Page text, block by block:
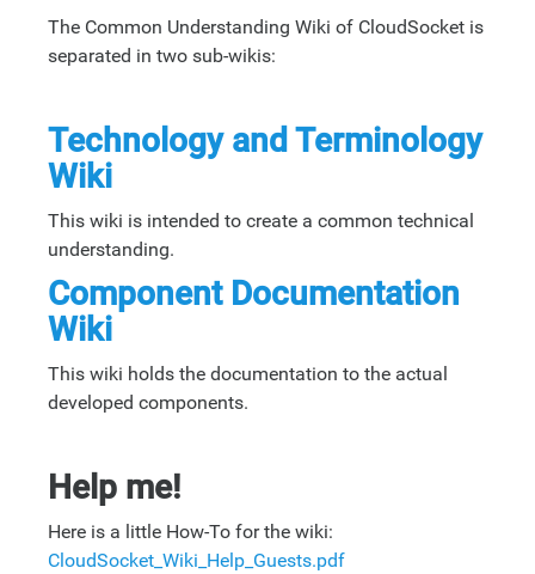
The Common Understanding Wiki of CloudSocket is
separated in two sub-wikis:
Technology and Terminology
Wiki
This wiki is intended to create a common technical
understanding.
Component Documentation
Wiki
This wiki holds the documentation to the actual
developed components.
Help me!
Here is a little How-To for the wiki:
CloudSocket_Wiki_Help_Guests.pdf